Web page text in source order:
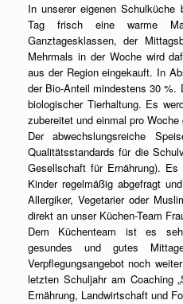
In unserer eigenen Schulküche
Tag frisch eine warme
Ganztagesklassen, der
Mehrmals in der Woche wird
aus der Region eingekauft. In
der Bio-Anteil mindestens 30
biologischer Tierhaltung. Es
zubereitet und einmal pro
Der abwechslungsreiche
Qualitätsstandards für die
Gesellschaft für Ernährung).
Kinder regelmäßig abgefragt
Allergiker, Vegetarier oder
direkt an unser Küchen-Team
Dem Küchenteam ist es
gesundes und gutes
Verpflegungsangebot noch
letzten Schuljahr am Coaching
Ernährung, Landwirtschaft und